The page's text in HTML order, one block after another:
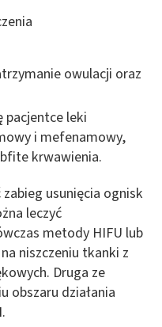
owulacji oraz
pacjentce leki
i mefenamowy,
krwawienia.
usunięcia ognisk
leczyć
metody HIFU lub
niszczeniu tkanki z
Druga ze
obszaru działania
treści
lub
danych do